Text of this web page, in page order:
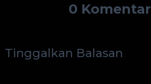
0 Komentar
Tinggalkan Balasan